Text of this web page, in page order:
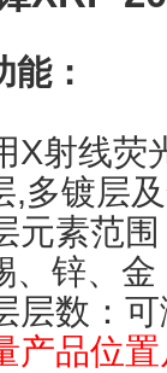
能：
X射线荧
,多镀层
元素范
、锌、
层数：
产品位